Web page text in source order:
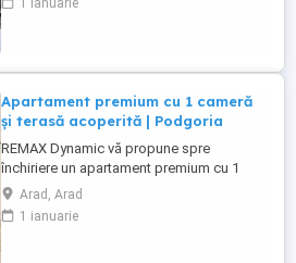
prevazuta cu geam, dispune de centrala
Lidl Militari, ...
1 ianuarie
Apartament premium cu 1 cameră
și terasă acoperită | Podgoria
REMAX Dynamic vă propune spre
închiriere un apartament premium cu 1
cameră, situat în cartierul Podgoria, una
dintre cele mai apreciate zone din Arad.
Apartamentul impresionează prin designul
Arad, Arad
1 ianuarie